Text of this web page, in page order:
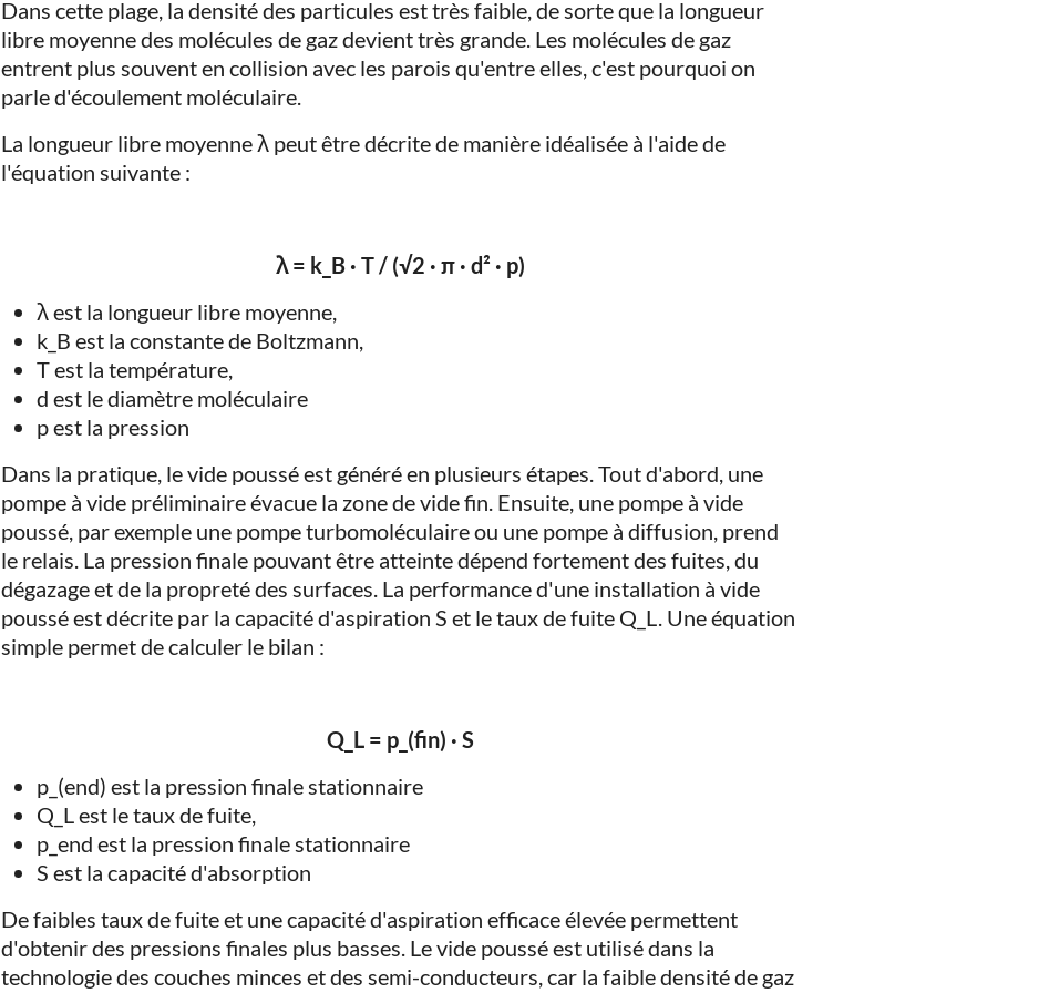
Dans cette plage, la densité des particules est très faible, de sorte que la longueur
libre moyenne des molécules de gaz devient très grande. Les molécules de gaz
entrent plus souvent en collision avec les parois qu'entre elles, c'est pourquoi on
parle d'écoulement moléculaire.
La longueur libre moyenne λ peut être décrite de manière idéalisée à l'aide de
l'équation suivante :
λ = k_B · T / (√2 · π · d² · p)
λ est la longueur libre moyenne,
k_B est la constante de Boltzmann,
T est la température,
d est le diamètre moléculaire
p est la pression
Dans la pratique, le vide poussé est généré en plusieurs étapes. Tout d'abord, une
pompe à vide préliminaire évacue la zone de vide fin. Ensuite, une pompe à vide
poussé, par exemple une pompe turbomoléculaire ou une pompe à diffusion, prend
le relais. La pression finale pouvant être atteinte dépend fortement des fuites, du
dégazage et de la propreté des surfaces. La performance d'une installation à vide
poussé est décrite par la capacité d'aspiration S et le taux de fuite Q_L. Une équation
simple permet de calculer le bilan :
Q_L = p_(fin) · S
p_(end) est la pression finale stationnaire
Q_L est le taux de fuite,
p_end est la pression finale stationnaire
S est la capacité d'absorption
De faibles taux de fuite et une capacité d'aspiration efficace élevée permettent
d'obtenir des pressions finales plus basses. Le vide poussé est utilisé dans la
technologie des couches minces et des semi-conducteurs, car la faible densité de gaz